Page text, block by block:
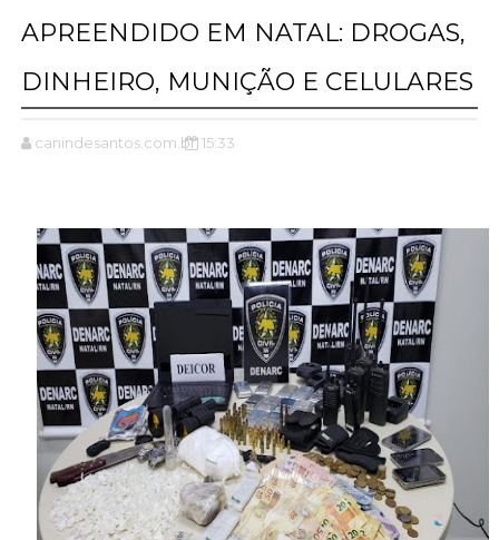
APREENDIDO EM NATAL: DROGAS,
DINHEIRO, MUNIÇÃO E CELULARES
canindesantos.com.br 15:33